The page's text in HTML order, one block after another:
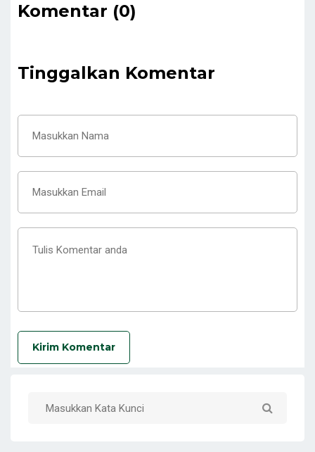
Komentar (0)
Tinggalkan Komentar
Kirim Komentar